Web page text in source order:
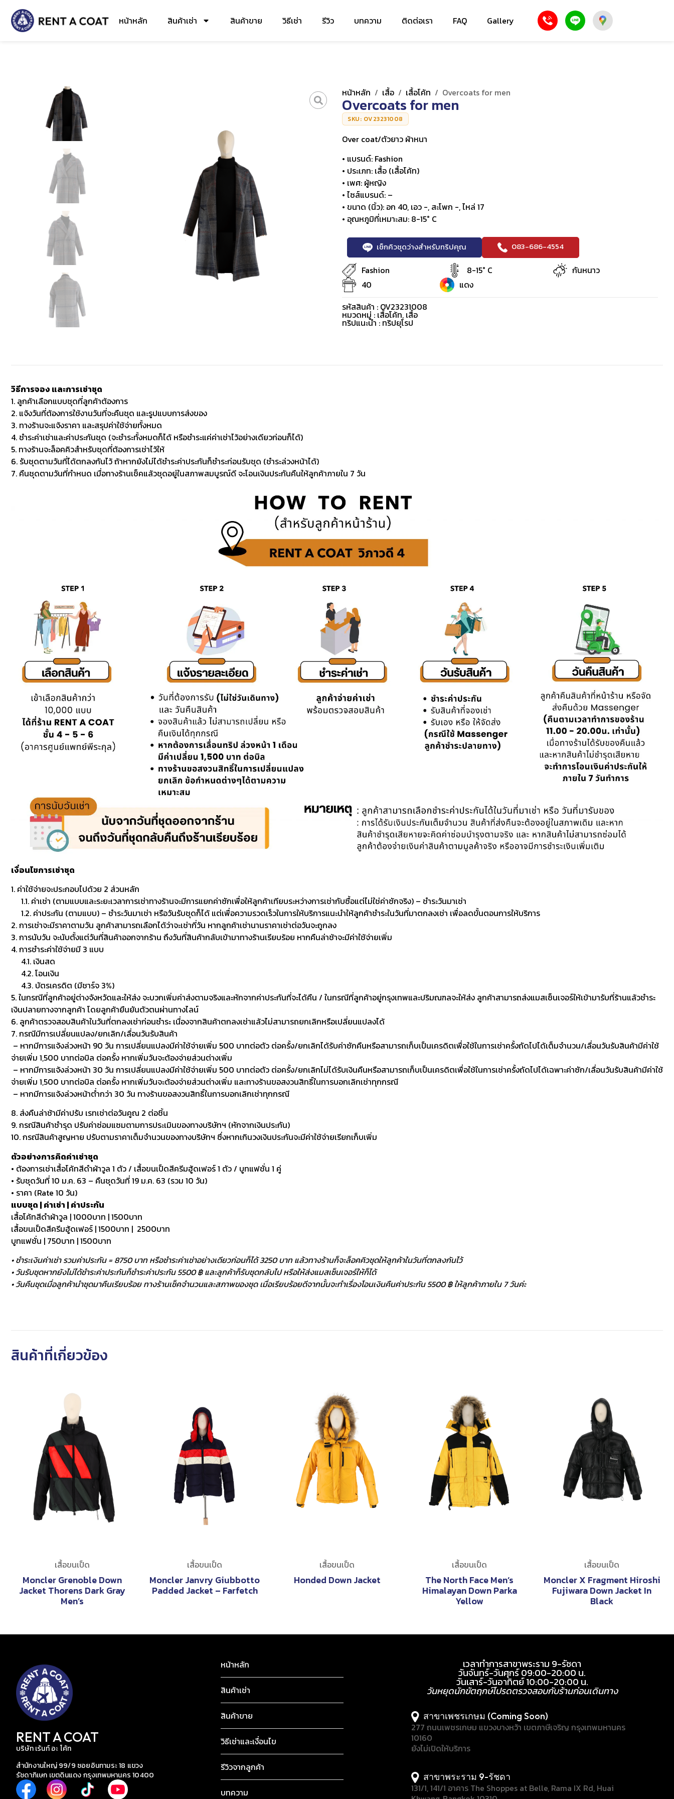
หน้าหลัก สินค้าเช่า สินค้าขาย วิธีเช่า รีวิว บทความ ติดต่อเรา FAQ Gallery
หน้าหลัก / เสื้อ / เสื้อโค้ท / Overcoats for men
Overcoats for men
SKU: OV23231008
Over coat/ตัวยาว ผ้าหนา
• แบรนด์: Fashion
• ประเภท: เสื้อ (เสื้อโค้ท)
• เพศ: ผู้หญิง
• ไซส์แบรนด์: –
• ขนาด (นิ้ว): อก 40, เอว -, สะโพก -, ไหล่ 17
• อุณหภูมิที่เหมาะสม: 8-15° C
เช็กคิวชุดว่างสำหรับทริปคุณ 083-686-4554
Fashion 8-15° C
กันหนาว
40
แดง
รหัสสินค้า : OV23231008
หมวดหมู่ : เสื้อโค้ท, เสื้อ
ทริปแนะนำ : ทริปยุโรป
วิธีการจอง และการเช่าชุด
1. ลูกค้าเลือกแบบชุดที่ลูกค้าต้องการ
2. แจ้งวันที่ต้องการใช้งานวันที่จะคืนชุด และรูปแบบการส่งของ
3. ทางร้านจะแจ้งราคา และสรุปค่าใช้จ่ายทั้งหมด
4. ชำระค่าเช่าและค่าประกันชุด (จะชำระทั้งหมดก็ได้ หรือชำระแค่ค่าเช่าไว้อย่างเดียวก่อนก็ได้)
5. ทางร้านจะล็อคคิวสำหรับชุดที่ต้องการเช่าไว้ให้
6. รับชุดตามวันที่ได้ตกลงกันไว้ ถ้าหากยังไม่ได้ชำระค่าประกันก็ชำระก่อนรับชุด (ชำระล่วงหน้าได้)
7. คืนชุดตามวันที่กำหนด เมื่อทางร้านเช็คแล้วชุดอยู่ในสภาพสมบูรณ์ดี จะโอนเงินประกันคืนให้ลูกค้าภายใน 7 วัน
เงื่อนไขการเช่าชุด
1. ค่าใช้จ่ายจะประกอบไปด้วย 2 ส่วนหลัก
1.1. ค่าเช่า (ตามแบบและระยะเวลาการเช่าทางร้านจะมีการแยกค่าซักเพื่อให้ลูกค้าเทียบระหว่างการเช่ากับซื้อแต่ไม่ใช่ค่าซักจริง) – ชำระวันมาเช่า
1.2. ค่าประกัน (ตามแบบ) – ชำระวันมาเช่า หรือวันรับชุดก็ได้ แต่เพื่อความรวดเร็วในการให้บริการแนะนำให้ลูกค้าชำระในวันที่มาตกลงเช่า เพื่อลดขั้นตอนการให้บริการ
2. การเช่าจะมีราคาตามวัน ลูกค้าสามารถเลือกได้ว่าจะเช่ากี่วัน หากลูกค้าเช่านานราคาเช่าต่อวันจะถูกลง
3. การนับวัน จะนับตั้งแต่วันที่สินค้าออกจากร้าน ถึงวันที่สินค้ากลับเข้ามาทางร้านเรียบร้อย หากคืนล่าช้าจะมีค่าใช้จ่ายเพิ่ม
4. การชำระค่าใช้จ่ายมี 3 แบบ
4.1. เงินสด
4.2. โอนเงิน
4.3. บัตรเครดิต (มีชาร์จ 3%)
5. ในกรณีที่ลูกค้าอยู่ต่างจังหวัดและให้ส่ง จะบวกเพิ่มค่าส่งตามจริงและหักจากค่าประกันที่จะได้คืน / ในกรณีที่ลูกค้าอยู่กรุงเทพและปริมณฑลจะให้ส่ง ลูกค้าสามารถส่งแมสเซ็นเจอร์ให้เข้ามารับที่ร้านแล้วชำระ
เงินปลายทางจากลูกค้า โดยลูกค้ายืนยันตัวตนผ่านทางไลน์
6. ลูกค้าตรวจสอบสินค้าในวันที่ตกลงเช่าก่อนชำระ เนื่องจากสินค้าตกลงเช่าแล้วไม่สามารถยกเลิกหรือเปลี่ยนแปลงได้
7. กรณีมีการเปลี่ยนแปลง/ยกเลิก/เลื่อนวันรับสินค้า
– หากมีการแจ้งล่วงหน้า 90 วัน การเปลี่ยนแปลงมีค่าใช้จ่ายเพิ่ม 500 บาทต่อตัว ต่อครั้ง/ยกเลิกได้รับค่าซักคืนหรือสามารถเก็บเป็นเครดิตเพื่อใช้ในการเช่าครั้งถัดไปได้เต็มจำนวน/เลื่อนวันรับสินค้ามีค่าใช้
จ่ายเพิ่ม 1,500 บาทต่อบิล ต่อครั้ง หากเพิ่มวันจะต้องจ่ายส่วนต่างเพิ่ม
– หากมีการแจ้งล่วงหน้า 30 วัน การเปลี่ยนแปลงมีค่าใช้จ่ายเพิ่ม 500 บาทต่อตัว ต่อครั้ง/ยกเลิกไม่ได้รับเงินคืนหรือสามารถเก็บเป็นเครดิตเพื่อใช้ในการเช่าครั้งถัดไปได้เฉพาะค่าซัก/เลื่อนวันรับสินค้ามีค่าใช้
จ่ายเพิ่ม 1,500 บาทต่อบิล ต่อครั้ง หากเพิ่มวันจะต้องจ่ายส่วนต่างเพิ่ม และทางร้านขอสงวนสิทธิ์ในการบอกเลิกเช่าทุกกรณี
– หากมีการแจ้งล่วงหน้าต่ำกว่า 30 วัน ทางร้านขอสงวนสิทธิ์ในการบอกเลิกเช่าทุกกรณี
8. ส่งคืนล่าช้ามีค่าปรับ เรทเช่าต่อวันคูณ 2 ต่อชิ้น
9. กรณีสินค้าชำรุด ปรับค่าซ่อมแซมตามการประเมินของทางบริษัทฯ (หักจากเงินประกัน)
10. กรณีสินค้าสูญหาย ปรับตามราคาเต็มจำนวนของทางบริษัทฯ ซึ่งหากเกินวงเงินประกันจะมีค่าใช้จ่ายเรียกเก็บเพิ่ม
ตัวอย่างการคิดค่าเช่าชุด
• ต้องการเช่าเสื้อโค้ทสีดำผ้าวูล 1 ตัว / เสื้อขนเป็ดสีครีมฮู้ดเฟอร์ 1 ตัว / บูทแฟชั่น 1 คู่
• รับชุดวันที่ 10 ม.ค. 63 – คืนชุดวันที่ 19 ม.ค. 63 (รวม 10 วัน)
• ราคา (Rate 10 วัน)
แบบชุด | ค่าเช่า | ค่าประกัน
เสื้อโค้ทสีดำผ้าวูล | 1000บาท | 1500บาท
เสื้อขนเป็ดสีครีมฮู้ดเฟอร์ | 1500บาท | 2500บาท
บูทแฟชั่น | 750บาท | 1500บาท
• ชำระเงินค่าเช่า รวมค่าประกัน = 8750 บาท หรือชำระค่าเช่าอย่างเดียวก่อนก็ได้ 3250 บาท แล้วทางร้านก็จะล็อคคิวชุดให้ลูกค้าในวันที่ตกลงกันไว้
• วันรับชุดหากยังไม่ได้ชำระค่าประกันก็ชำระค่าประกัน 5500 ฿ และลูกค้าก็รับชุดกลับไป หรือให้ส่งแมสเซ็นเจอร์ให้ก็ได้
• วันคืนชุดเมื่อลูกค้านำชุดมาคืนเรียบร้อย ทางร้านเช็คจำนวนและสภาพของชุด เมื่อเรียบร้อยดีจากนั้นจะทำเรื่องโอนเงินคืนค่าประกัน 5500 ฿ ให้ลูกค้าภายใน 7 วันค่ะ
สินค้าที่เกี่ยวข้อง
เสื้อขนเป็ด
Moncler Grenoble Down
Jacket Thorens Dark Gray
Men’s
เสื้อขนเป็ด
Moncler Janvry Giubbotto
Padded Jacket – Farfetch
เสื้อขนเป็ด
Honded Down Jacket
เสื้อขนเป็ด
The North Face Men’s
Himalayan Down Parka
Yellow
เสื้อขนเป็ด
Moncler X Fragment Hiroshi
Fujiwara Down Jacket In
Black
RENT A COAT
บริษัท เร้นท์ อะ โค้ท
สำนักงานใหญ่ 99/9 ซอยอินทามระ 18 แขวง
รัชดาภิเษก เขตดินแดง กรุงเทพมหานคร 10400
หน้าหลัก
สินค้าเช่า
สินค้าขาย
วิธีเช่าและเงื่อนไข
รีวิวจากลูกค้า
บทความ
เวลาทำการสาขาพระราม 9-รัชดา
วันจันทร์-วันศุกร์ 09:00-20:00 น.
วันเสาร์-วันอาทิตย์ 10:00-20:00 น.
วันหยุดนักขัตฤกษ์โปรดตรวจสอบกับร้านก่อนเดินทาง
สาขาเพชรเกษม (Coming Soon)
277 ถนนเพชรเกษม แขวงบางหว้า เขตภาษีเจริญ กรุงเทพมหานคร
10160
ยังไม่เปิดให้บริการ
สาขาพระราม 9-รัชดา
131/1, 141/1 อาคาร The Shoppes at Belle, Rama IX Rd, Huai